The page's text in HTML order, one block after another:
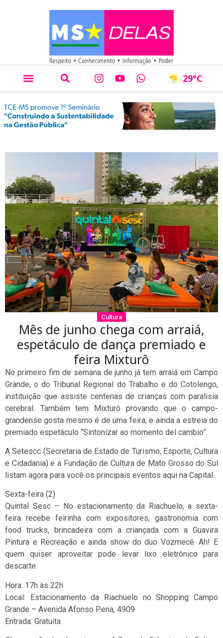
29°C
Cultura
Mês de junho chega com arraiá,
espetáculo de dança premiado e
feira Mixturô
No primeiro fim de semana de junho já tem arraiá em Campo
Grande, o do Tribunal Regional do Trabalho e do Cotolengo,
instituição que assiste centenas de crianças com paralisia
cerebral. Também tem Mixturô provando que o campo-
grandense gosta mesmo é de uma feira, e ainda a estreia do
premiado espetáculo “Sintonizar ao momento del cambio”.
A Setescc (Secretaria de Estado de Turismo, Esporte, Cultura
e Cidadania) e a Fundação de Cultura de Mato Grosso do Sul
listam agora para você os principais eventos aqui na Capital.
Sexta-feira (2)
Quintal Sesc – No estacionamento da Riachuelo, a sexta-
feira recebe feirinha com expositores, gastronomia com
food trucks, brincadeira com a criançada com a Guavira
Pintura e Recreação e ainda show do duo Vozmecê. Ah! E
quem quiser aproveitar pode levar lixo eletrônico para
descarte.
Hora: 17h às 22h
Local: Estacionamento da Riachuelo no Shopping Campo
Grande – Avenida Afonso Pena, 4909
Entrada: Gratuita